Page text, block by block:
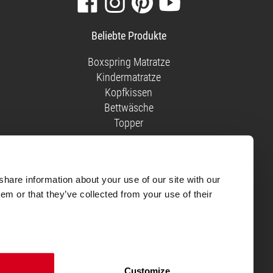
information about your use of our site with our
or that they’ve collected from your use of their
Customize
Sie
unsere
Seite
Sie
uns
Instagram
Sie
uns
Pinterest
Beliebte Produkte
Boxspring Matratze
Kindermatratze
Kopfkissen
Bettwäsche
Topper